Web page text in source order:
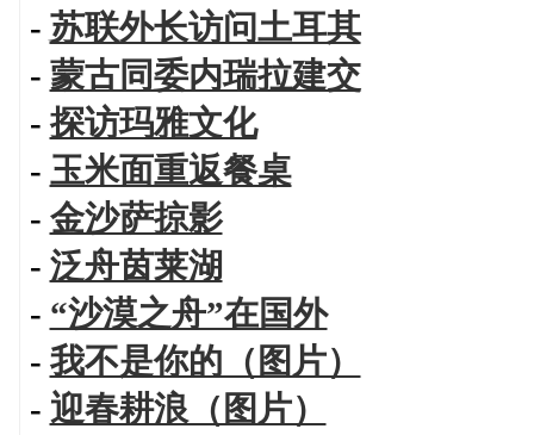
- 苏联外长访问土耳其
- 蒙古同委内瑞拉建交
- 探访玛雅文化
- 玉米面重返餐桌
- 金沙萨掠影
- 泛舟茵莱湖
- “沙漠之舟”在国外
- 我不是你的（图片）
- 迎春耕浪（图片）